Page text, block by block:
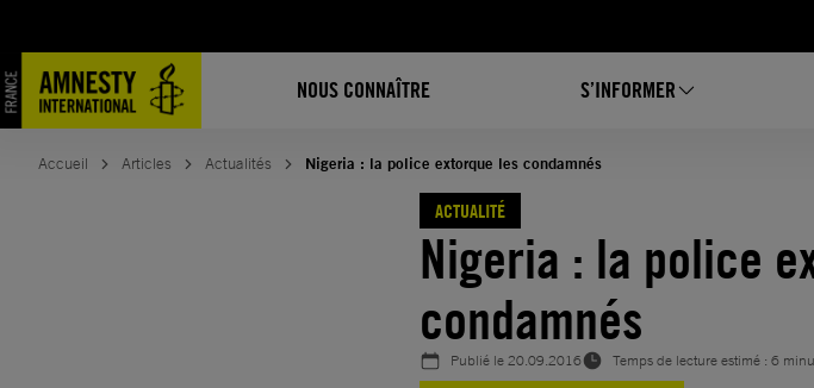
NOUS CONNAÎTRE S’INFORMER
contenu
Accueil Articles Actualités Nigeria : la police extorque les condamnés
ACTUALITÉ
Nigeria : la police
condamnés
Publié le20.09.2016
Temps de lecture estimé : 6